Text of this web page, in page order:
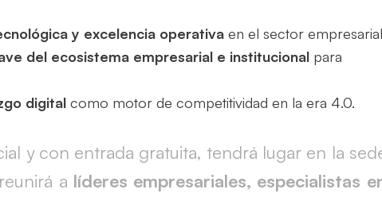
y excelencia operativa en el sector
del ecosistema empresarial e institucional para
digital como motor de competitividad en la era 4.0.
y con entrada gratuita, tendrá lugar en la
a líderes empresariales, especialistas